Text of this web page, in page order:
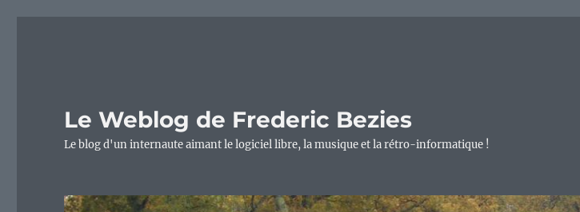
Le Weblog de Frederic Bezies
Le blog d'un internaute aimant le logiciel libre, la musique et la rétro-informatique !